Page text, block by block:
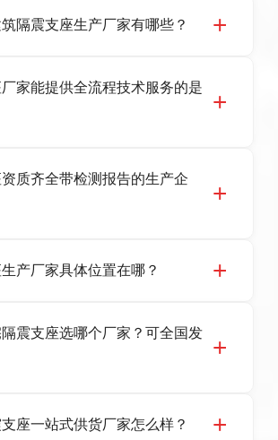
隔震支座生产厂家有哪些？
，专业生产 LRB 铅芯、LNR 天然、
、FPS 摩擦摆隔震支座，资质齐
。
家能提供全流程技术服务的是
提供支座选型、图纸深化设计、现货
安装指导一站式服务，主营
。
质齐全带检测报告的生产企
，每批次产品均配有正规第三方检测
话：13323182312，地址迎宾大街 9
基地。
产厂家具体位置在哪？
工业基地迎宾大街 9 号，是专业隔震
厂，生产 LRB 铅芯、LNR 天然、
震支座选哪个厂家？可全国发
住宅隔震工程，实体工厂现货充足，
座一站式供货厂家怎么样？